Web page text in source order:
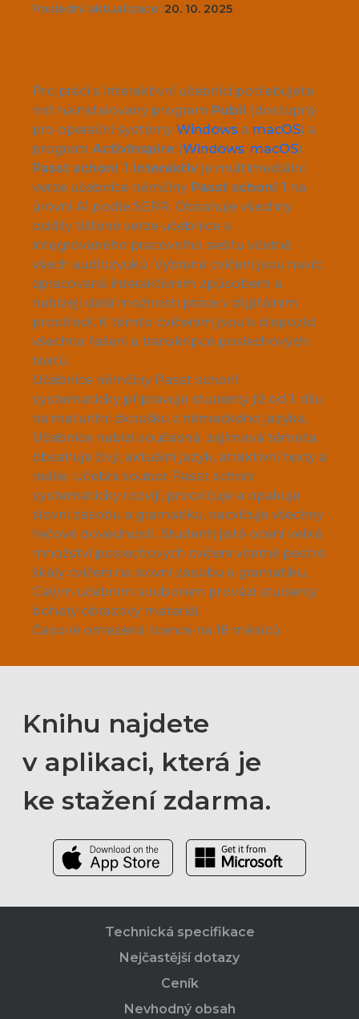
Poslední aktualizace: 20. 10. 2025
Pro práci s interaktivní učebnicí potřebujete
mít nainstalovaný program Publi (dostupný
pro operační systémy Windows a macOS) a
program ActivInspire (Windows, macOS).
Passt schon! 1 interaktiv je multimediální
verze učebnice němčiny Passt schon! 1 na
úrovni A1 podle SERR. Obsahuje všechny
oddíly tištěné verze učebnice a
integrovaného pracovního sešitu včetně
všech audiozvuků. Vybraná cvičení jsou navíc
zpracovaná interaktivním způsobem a
nabízejí další možnosti práce v digitálním
prostředí. K těmto cvičením jsou k dispozici
všechna řešení a transkripce poslechových
textů.
Učebnice němčiny Passt schon!
systematicky připravuje studenty již od 1. dílu
na maturitní zkoušku z německého jazyka.
Učebnice nabízí současná, zajímavá témata,
obsahuje živý, aktuální jazyk, atraktivní texty a
reálie. Učební soubor Passt schon!
systematicky rozvíjí, procvičuje a opakuje
slovní zásobu a gramatiku, nacvičuje všechny
řečové dovednosti. Studenti jistě ocení velké
množství poslechových cvičení včetně pestré
škály cvičení na slovní zásobu a gramatiku.
Celým učebním souborem provází studenty
bohatý obrazový materiál.
Časově omezená licence na 18 měsíců.
Knihu najdete
v aplikaci, která je
ke stažení zdarma.
Technická specifikace
Nejčastější dotazy
Ceník
Nevhodný obsah